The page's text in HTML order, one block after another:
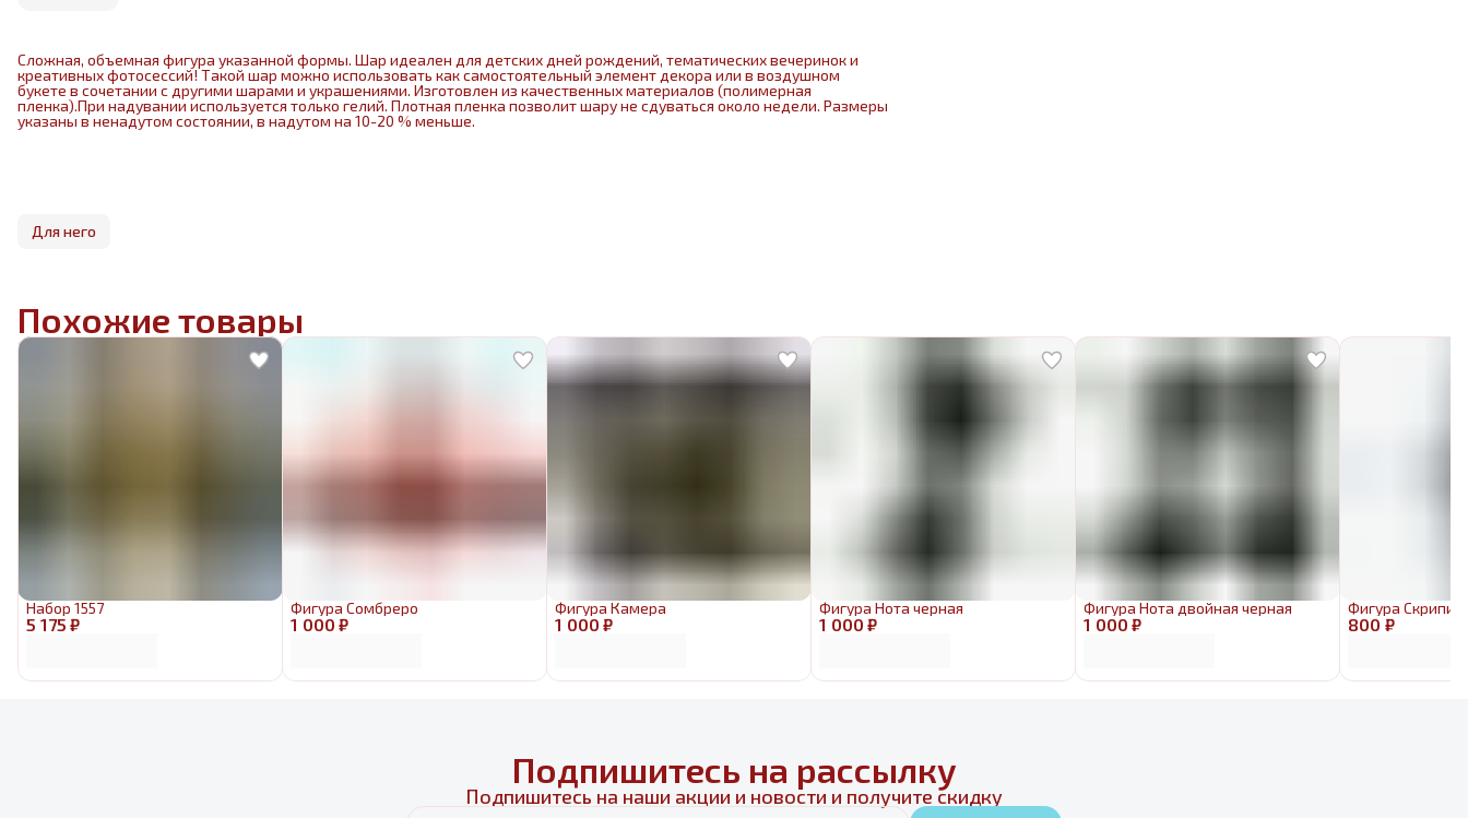
Сложная, объемная фигура указанной формы. Шар идеален для детских дней рождений, тематических вечеринок и
креативных фотосессий! Такой шар можно использовать как самостоятельный элемент декора или в воздушном
букете в сочетании с другими шарами и украшениями. Изготовлен из качественных материалов (полимерная
пленка).При надувании используется только гелий. Плотная пленка позволит шару не сдуваться около недели. Размеры
указаны в ненадутом состоянии, в надутом на 10-20 % меньше.
Для него
Похожие товары
5 175 ₽
Набор 1557
1 000 ₽
Фигура Сомбреро
1 000 ₽
Фигура Камера
1 000 ₽
Фигура Нота черная
1 000 ₽
Фигура Нота двойная черная
800 ₽
Фигура
Подпишитесь на рассылку
Подпишитесь на наши акции и новости и получите скидку